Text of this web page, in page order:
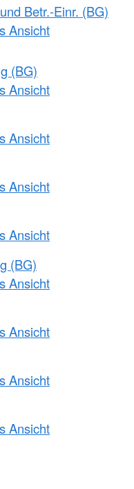
Betr.-Einr. (BG)
Ansicht
(BG)
Ansicht
Ansicht
Ansicht
Ansicht
(BG)
Ansicht
Ansicht
Ansicht
Ansicht